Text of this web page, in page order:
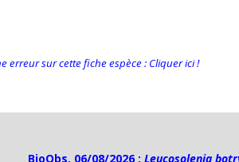
erreur sur cette fiche espèce : Cliquer ici !
BioObs, 06/08/2026 : Leucosolenia